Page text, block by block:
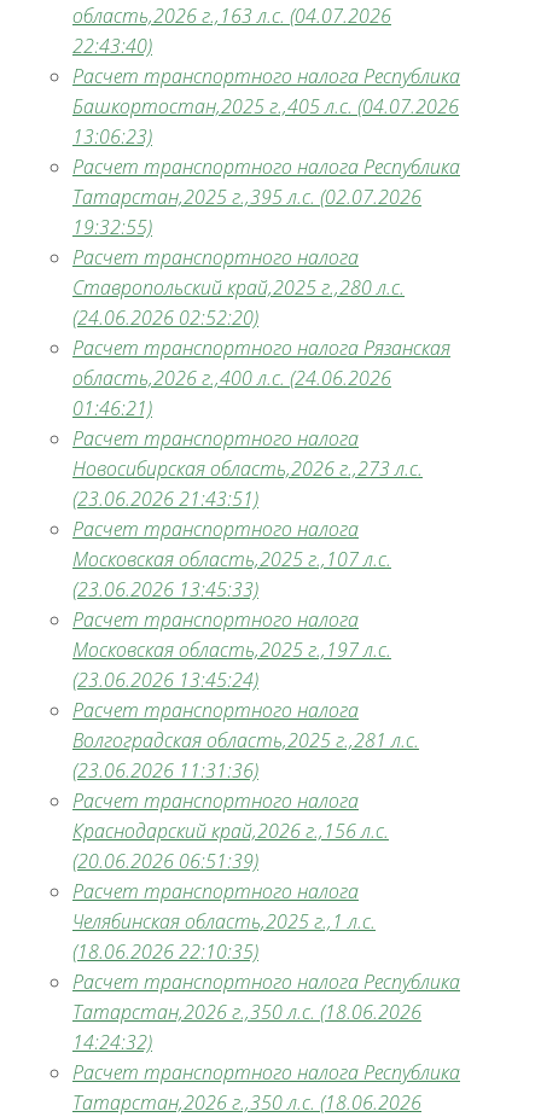
область,2026 г.,163 л.с. (04.07.2026
22:43:40)
Расчет транспортного налога Республика
Башкортостан,2025 г.,405 л.с. (04.07.2026
13:06:23)
Расчет транспортного налога Республика
Татарстан,2025 г.,395 л.с. (02.07.2026
19:32:55)
Расчет транспортного налога
Ставропольский край,2025 г.,280 л.с.
(24.06.2026 02:52:20)
Расчет транспортного налога Рязанская
область,2026 г.,400 л.с. (24.06.2026
01:46:21)
Расчет транспортного налога
Новосибирская область,2026 г.,273 л.с.
(23.06.2026 21:43:51)
Расчет транспортного налога
Московская область,2025 г.,107 л.с.
(23.06.2026 13:45:33)
Расчет транспортного налога
Московская область,2025 г.,197 л.с.
(23.06.2026 13:45:24)
Расчет транспортного налога
Волгоградская область,2025 г.,281 л.с.
(23.06.2026 11:31:36)
Расчет транспортного налога
Краснодарский край,2026 г.,156 л.с.
(20.06.2026 06:51:39)
Расчет транспортного налога
Челябинская область,2025 г.,1 л.с.
(18.06.2026 22:10:35)
Расчет транспортного налога Республика
Татарстан,2026 г.,350 л.с. (18.06.2026
14:24:32)
Расчет транспортного налога Республика
Татарстан,2026 г.,350 л.с. (18.06.2026